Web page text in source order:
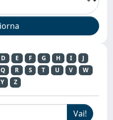
D E F G H I
J
Q R S T U V
W
Y Z